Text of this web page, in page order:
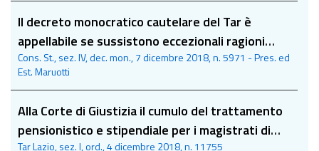
Il decreto monocratico cautelare del Tar è
appellabile se sussistono eccezionali ragioni
d’urgenza
Cons. St., sez. IV, dec. mon., 7 dicembre 2018, n. 5971 - Pres. ed
Est. Maruotti
Alla Corte di Giustizia il cumulo del trattamento
pensionistico e stipendiale per i magistrati di
Tar Lazio, sez. I, ord., 4 dicembre 2018, n. 11755